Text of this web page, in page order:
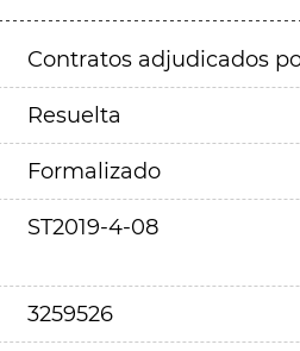
Contratos adjudicados
Resuelta
Formalizado
ST2019-4-08
3259526